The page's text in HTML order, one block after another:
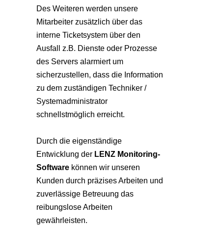
Des Weiteren werden unsere
Mitarbeiter zusätzlich über das
interne Ticketsystem über den
Ausfall z.B. Dienste oder Prozesse
des Servers alarmiert um
sicherzustellen, dass die Information
zu dem zuständigen Techniker /
Systemadministrator
schnellstmöglich erreicht.
Durch die eigenständige
Entwicklung der LENZ Monitoring-
Software können wir unseren
Kunden durch präzises Arbeiten und
zuverlässige Betreuung das
reibungslose Arbeiten
gewährleisten.